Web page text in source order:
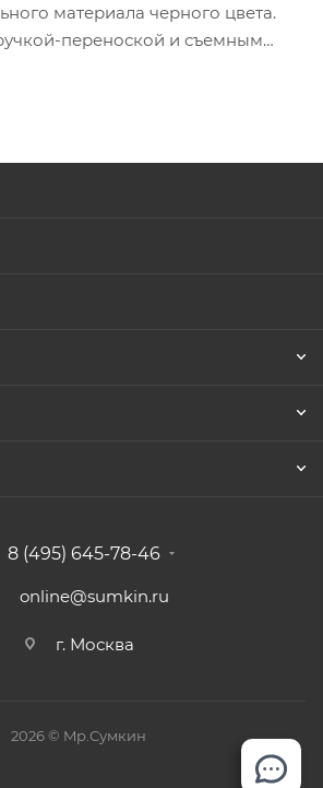
материала черного цвета.
переноской и съемным
8 (495) 645-78-46
online@sumkin.ru
г. Москва
2026 © Mр.Сумкин